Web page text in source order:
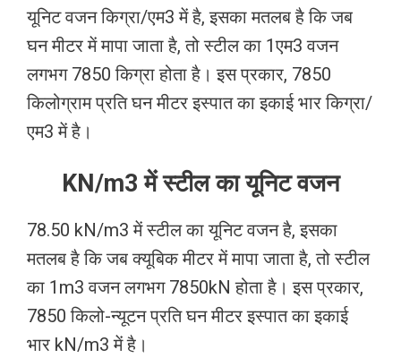
यूनिट वजन किग्रा/एम3 में है, इसका मतलब है कि जब
घन मीटर में मापा जाता है, तो स्टील का 1एम3 वजन
लगभग 7850 किग्रा होता है। इस प्रकार, 7850
किलोग्राम प्रति घन मीटर इस्पात का इकाई भार किग्रा/
एम3 में है।
KN/m3 में स्टील का यूनिट वजन
78.50 kN/m3 में स्टील का यूनिट वजन है, इसका
मतलब है कि जब क्यूबिक मीटर में मापा जाता है, तो स्टील
का 1m3 वजन लगभग 7850kN होता है। इस प्रकार,
7850 किलो-न्यूटन प्रति घन मीटर इस्पात का इकाई
भार kN/m3 में है।